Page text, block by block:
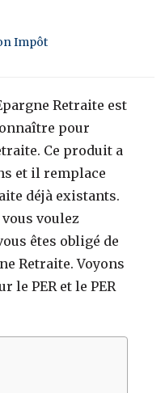
Impôt
Retraite est
pour
Ce produit a
et il remplace
déjà existants.
voulez
êtes obligé de
Retraite. Voyons
le PER et le PER